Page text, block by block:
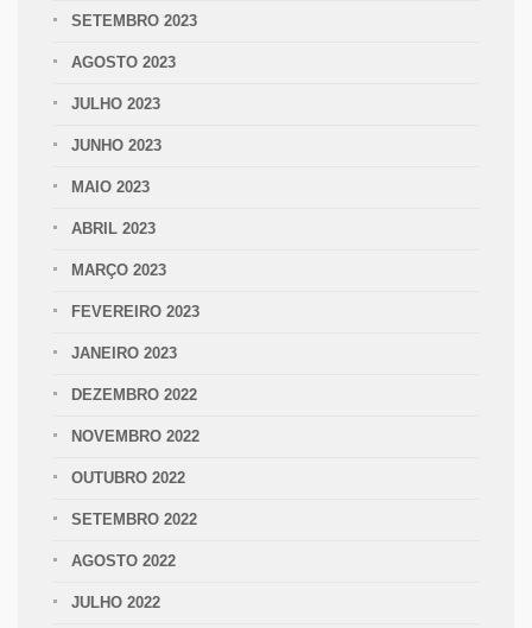
SETEMBRO 2023
AGOSTO 2023
JULHO 2023
JUNHO 2023
MAIO 2023
ABRIL 2023
MARÇO 2023
FEVEREIRO 2023
JANEIRO 2023
DEZEMBRO 2022
NOVEMBRO 2022
OUTUBRO 2022
SETEMBRO 2022
AGOSTO 2022
JULHO 2022